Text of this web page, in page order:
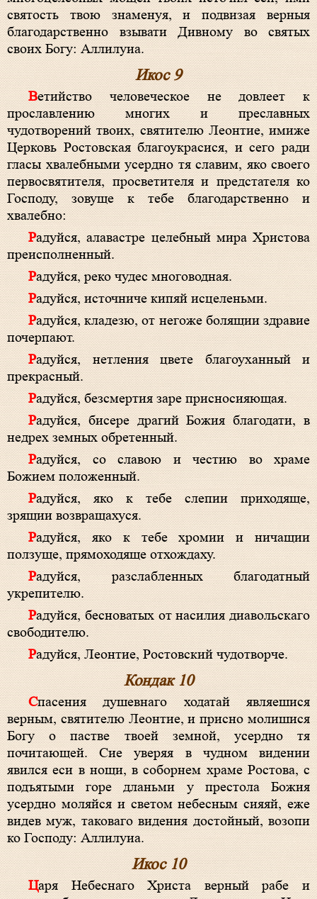
святость твою знаменуя, и подвизая верныя
благодарственно взывати Дивному во святых
своих Богу: Аллилуиа.
Икос 9
Ветийство человеческое не довлеет к
прославлению многих и преславных
чудотворений твоих, святителю Леонтие, имиже
Церковь Ростовская благоукрасися, и сего ради
гласы хвалебными усердно тя славим, яко своего
первосвятителя, просветителя и предстателя ко
Господу, зовуще к тебе благодарственно и
хвалебно:
Радуйся, алавастре целебный мира Христова
преисполненный.
Радуйся, реко чудес многоводная.
Радуйся, источниче кипяй исцеленьми.
Радуйся, кладезю, от негоже болящии здравие
почерпают.
Радуйся, нетления цвете благоуханный и
прекрасный.
Радуйся, безсмертия заре присносияющая.
Радуйся, бисере драгий Божия благодати, в
недрех земных обретенный.
Радуйся, со славою и честию во храме
Божием положенный.
Радуйся, яко к тебе слепии приходяще,
зрящии возвращахуся.
Радуйся, яко к тебе хромии и ничащии
ползуще, прямоходяще отхождаху.
Радуйся, разслабленных благодатный
укрепителю.
Радуйся, бесноватых от насилия диавольскаго
свободителю.
Радуйся, Леонтие, Ростовский чудотворче.
Кондак 10
Спасения душевнаго ходатай являешися
верным, святителю Леонтие, и присно молишися
Богу о пастве твоей земной, усердно тя
почитающей. Сие уверяя в чудном видении
явился еси в нощи, в соборнем храме Ростова, с
подъятыми горе дланьми у престола Божия
усердно моляйся и светом небесным сияяй, еже
видев муж, таковаго видения достойный, возопи
ко Господу: Аллилуиа.
Икос 10
Царя Небеснаго Христа верный рабе и